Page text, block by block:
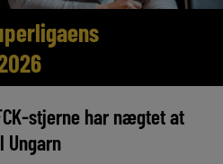
stjerne har nægtet at
Ungarn